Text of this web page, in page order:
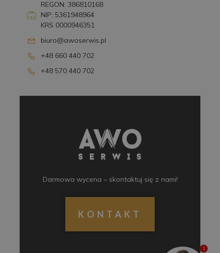
REGON: 386810168
NIP: 5361948964
KRS 0000946351
biuro@awoserwis.pl
+48 660 440 702
+48 570 440 702
Darmowa wycena – skontaktuj się z nami!
KONTAKT